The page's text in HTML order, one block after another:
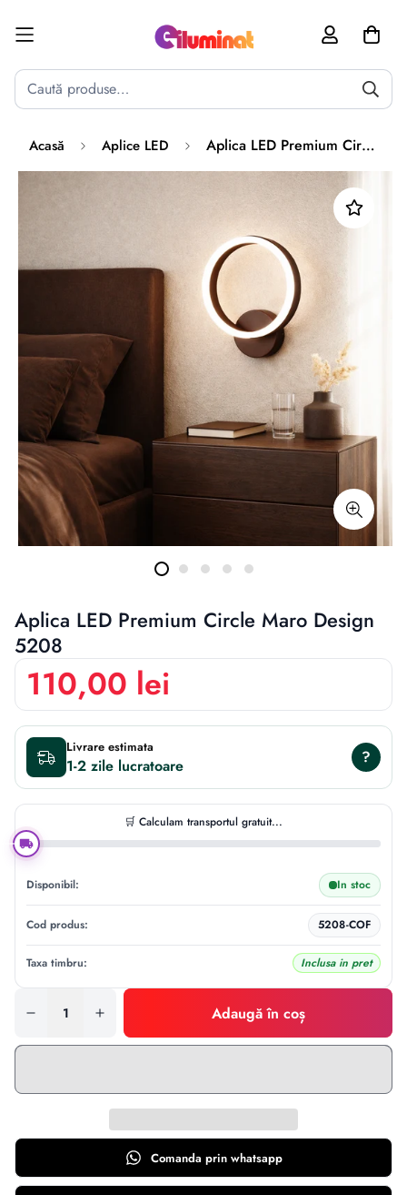
Acasă Aplice LED Aplica LED Premium Circle Maro Design 5208
Aplica LED Premium Circle Maro Design
5208
110,00 lei
Livrare estimata
1-2 zile ?
🛒 Calculam transportul gratuit...
Disponibil: In stoc
Cod produs: 5208-COF
Taxa timbru: Inclusa in pret
Adaugă în coș
Comanda prin whatsapp
Activează notificările